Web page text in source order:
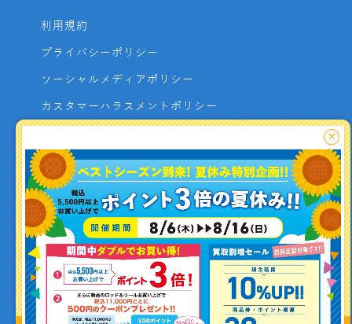
釣り情報を
投稿する
利用規約
プライバシーポリシー
ソーシャルメディアポリシー
カスタマーハラスメントポリシー
よくあるご質問
お問い合わせ
利用者資金の保全方法
×